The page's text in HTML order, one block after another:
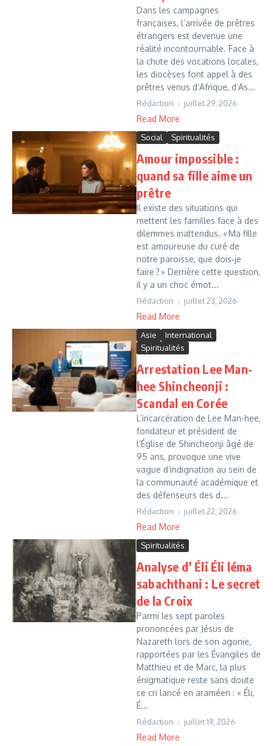
Dans les campagnes
françaises, l’arrivée de prêtres
étrangers est devenue une
réalité incontournable. Face à
la chute des vocations locales,
les diocèses font appel à des
prêtres venus d’Afrique, d’As...
Rédaction juillet 29, 2026
Read More
Social Spiritualités
Amour impossible :
quand sa fille aime un
prêtre
Il existe des situations qui
mettent les familles face à des
dilemmes inattendus. « Ma fille
est amoureuse du curé de
notre paroisse, que dois‑je
faire ? » Derrière cette question,
il y a un choc émot...
Rédaction juillet 23, 2026
Read More
Asie
International
Spiritualités
Arrestation Lee Man-
hee Shincheonji :
Scandal en Corée
L’incarcération de Lee Man-hee,
fondateur et président de
l’Église de Shincheonji âgé de
95 ans, provoque une vive
vague d’indignation au sein de
la communauté académique et
des défenseurs des d...
Rédaction juillet 22, 2026
Read More
Spiritualités
Analyse d’ Éli Éli léma
sabachthani : Le secret
de la Croix
Parmi les sept paroles
prononcées par Jésus de
Nazareth lors de son agonie,
rapportées par les Évangiles de
Matthieu et de Marc, la plus
énigmatique reste sans doute
ce cri lancé en araméen : « Éli,
É...
Rédaction juillet 19, 2026
Read More